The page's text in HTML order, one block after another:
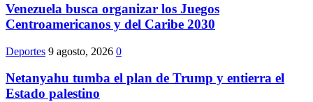
Venezuela busca organizar los Juegos
Centroamericanos y del Caribe 2030
Deportes 9 agosto, 2026 0
Netanyahu tumba el plan de Trump y entierra el
Estado palestino